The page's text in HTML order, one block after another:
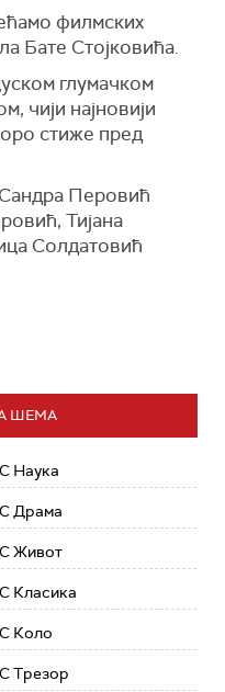
филмских
Бате Стојковића.
глумачком
чији најновији
стиже пред
Перовић
Тијана
Солдатовић
ШЕМА
Наука
Драма
Живот
Класика
Коло
Трезор